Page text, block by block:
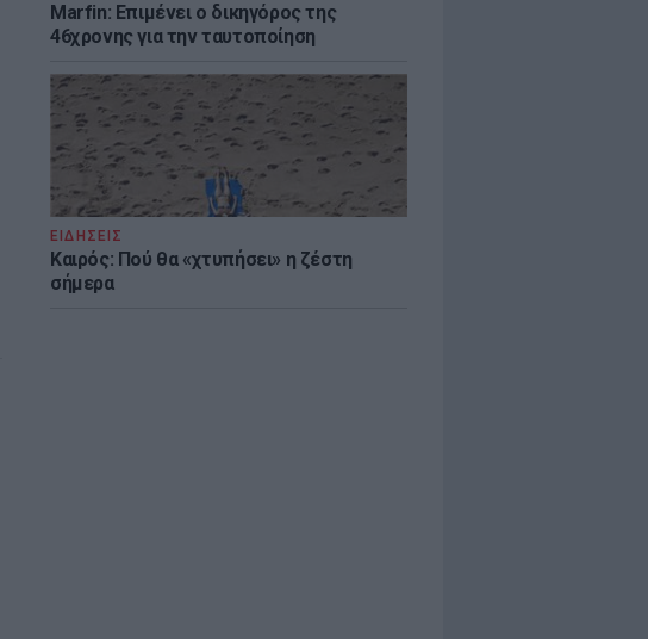
Marfin: Επιμένει ο δικηγόρος της
46χρονης για την ταυτοποίηση
ΕΙΔΗΣΕΙΣ
Καιρός: Πού θα «χτυπήσει» η ζέστη
σήμερα